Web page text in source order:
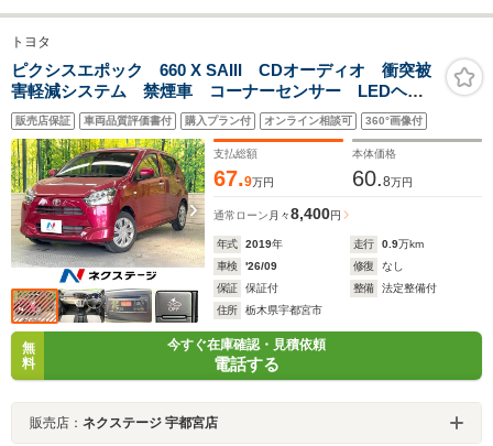
トヨタ
ピクシスエポック 660 X SAIII CDオーディオ 衝突被
害軽減システム 禁煙車 コーナーセンサー LEDヘッ
ド オートハイビーム オートライト
販売店保証 車両品質評価書付 購入プラン付 オンライン相談可 360°画像付
支払総額
67.9万円
本体価格
60.8万円
通常ローン 月々8,400円
年式 2019年 走行 0.9万km
車検
'26/09 修復
なし
保証
保証付 整備
法定整備付
住所
栃木県宇都宮市
無
料
今すぐ在庫確認・見積依頼
電話する
販売店： ネクステージ 宇都宮店